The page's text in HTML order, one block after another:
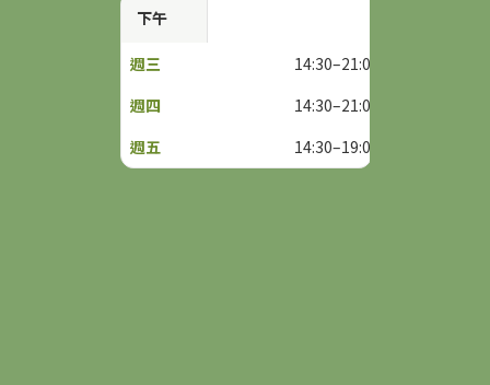
下午
14:30–21:00
14:30–21:00
14:30–19:00